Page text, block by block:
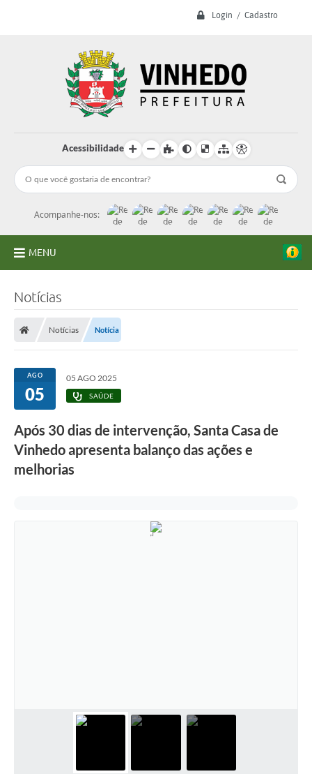
Login / Cadastro
Acessibilidade
Acompanhe-nos:
MENU
Licitações
Transparência
Concursos e Processos Seletivos
Inclusão e Acessibilidade
Notícias
Notícias Notícia
AGO
05
05 AGO 2025
SAÚDE
Após 30 dias de intervenção, Santa Casa de
Vinhedo apresenta balanço das ações e
melhorias